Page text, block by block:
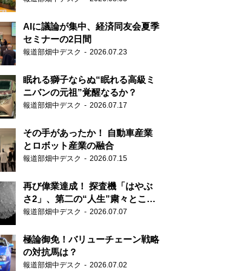
AIに議論が集中、経済同友会夏季
セミナーの2日間
報道部畑中デスク 2026.07.23
眠れる獅子ならぬ“眠れる高級ミ
ニバンの元祖”覚醒なるか？
報道部畑中デスク 2026.07.17
その手があったか！ 自動車産業
とロボット産業の融合
報道部畑中デスク 2026.07.15
再び偉業達成！ 探査機「はやぶ
さ2」、第二の“人生”粛々とこな
す
報道部畑中デスク 2026.07.07
極論御免！バリューチェーン戦略
の対抗馬は？
報道部畑中デスク 2026.07.02